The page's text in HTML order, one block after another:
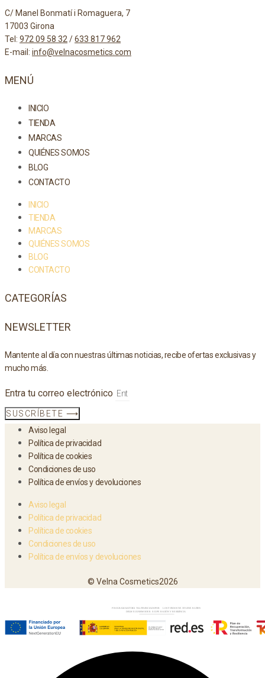
C/ Manel Bonmatí i Romaguera, 7
17003 Girona
Tel: 972 09 58 32/633 817 962
E-mail: info@velnacosmetics.com
MENÚ
INICIO
TIENDA
MARCAS
QUIÉNES SOMOS
BLOG
CONTACTO
INICIO
TIENDA
MARCAS
QUIÉNES SOMOS
BLOG
CONTACTO
CATEGORÍAS
NEWSLETTER
Mantente al día con nuestras últimas noticias, recibe ofertas exclusivas y
mucho más.
Entra tu correo electrónico
SUSCRÍBETE ⟶
Aviso legal
Política de privacidad
Política de cookies
Condiciones de uso
Política de envíos y devoluciones
Aviso legal
Política de privacidad
Política de cookies
Condiciones de uso
Política de envíos y devoluciones
© Velna Cosmetics2026